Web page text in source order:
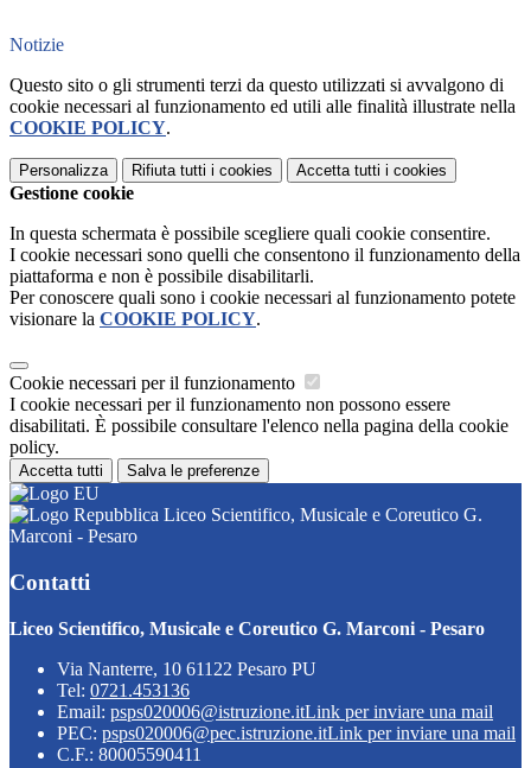
Notizie
Questo sito o gli strumenti terzi da questo utilizzati si avvalgono di
cookie necessari al funzionamento ed utili alle finalità illustrate nella
COOKIE POLICY.
Personalizza Rifiuta tutti i cookies Accetta tutti i cookies
Gestione cookie
In questa schermata è possibile scegliere quali cookie consentire.
I cookie necessari sono quelli che consentono il funzionamento della
piattaforma e non è possibile disabilitarli.
Per conoscere quali sono i cookie necessari al funzionamento potete
visionare la COOKIE POLICY.
Cookie necessari per il funzionamento
I cookie necessari per il funzionamento non possono essere
disabilitati. È possibile consultare l'elenco nella pagina della cookie
policy.
Accetta tutti Salva le preferenze
Liceo Scientifico, Musicale e Coreutico G.
Marconi - Pesaro
Contatti
Liceo Scientifico, Musicale e Coreutico G. Marconi - Pesaro
Via Nanterre, 10 61122 Pesaro PU
Tel: 0721.453136
Email: psps020006@istruzione.itLink per inviare una mail
PEC: psps020006@pec.istruzione.itLink per inviare una mail
C.F.: 80005590411